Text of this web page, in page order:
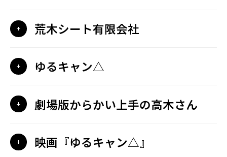
荒木シート有限会社
ゆるキャン△
劇場版からかい上手の高木さん
映画『ゆるキャン△』